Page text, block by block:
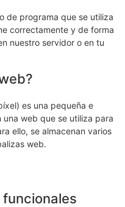
de programa que se utiliza
correctamente y de forma
nuestro servidor o en tu
es una pequeña e
web que se utiliza para
ello, se almacenan varios
web.
funcionales